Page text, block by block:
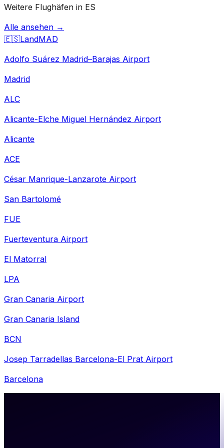
Weitere Flughäfen in ES
Alle ansehen →
🇪🇸LandMAD
Adolfo Suárez Madrid–Barajas Airport
Madrid
ALC
Alicante-Elche Miguel Hernández Airport
Alicante
ACE
César Manrique-Lanzarote Airport
San Bartolomé
FUE
Fuerteventura Airport
El Matorral
LPA
Gran Canaria Airport
Gran Canaria Island
BCN
Josep Tarradellas Barcelona-El Prat Airport
Barcelona